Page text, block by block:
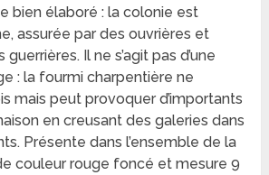
bien élaboré : la colonie est
assurée par des ouvrières et
Il ne s’agit pas d’une
: la fourmi charpentière ne
mais peut provoquer d’importants
en creusant des galeries dans
Présente dans l’ensemble de la
couleur rouge foncé et mesure 9